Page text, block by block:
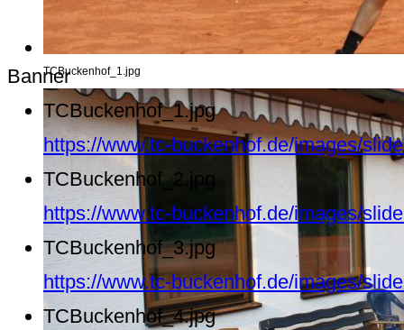
TCBuckenhof_1.jpg
Banner
TCBuckenhof_1.jpg
https://www.tc-buckenhof.de/images/
TCBuckenhof_2.jpg
https://www.tc-buckenhof.de/images/
TCBuckenhof_3.jpg
https://www.tc-buckenhof.de/images/
TCBuckenhof_4.jpg